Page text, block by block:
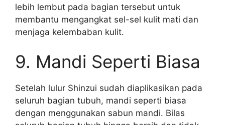
lebih lembut pada bagian tersebut untuk
membantu mengangkat sel-sel kulit mati dan
menjaga kelembaban kulit.
9. Mandi Seperti Biasa
Setelah lulur Shinzui sudah diaplikasikan pada
seluruh bagian tubuh, mandi seperti biasa
dengan menggunakan sabun mandi. Bilas